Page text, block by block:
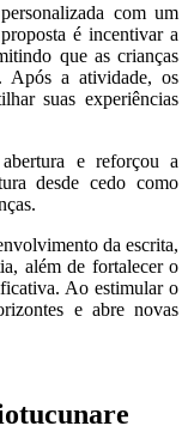
com um
é incentivar a
que as crianças
Após a atividade, os
suas experiências
e reforçou a
desde cedo como
da escrita,
além de fortalecer o
Ao estimular o
e abre novas